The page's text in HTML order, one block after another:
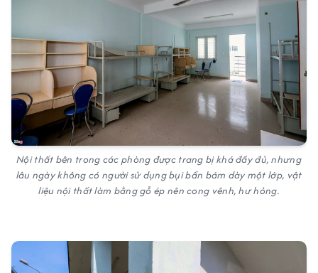
Nội thất bên trong các phòng được trang bị khá đầy đủ, nhưng
lâu ngày không có người sử dụng bụi bẩn bám dày một lớp, vật
liệu nội thất làm bằng gỗ ép nên cong vênh, hư hỏng.